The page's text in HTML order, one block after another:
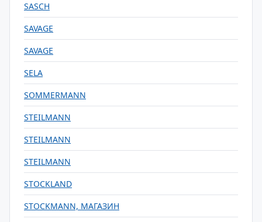
SASCH
SAVAGE
SAVAGE
SELA
SOMMERMANN
STEILMANN
STEILMANN
STEILMANN
STOCKLAND
STOCKMANN, МАГАЗИН